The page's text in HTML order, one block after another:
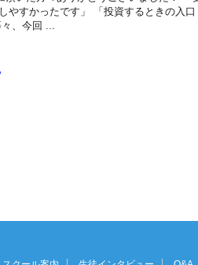
やすかったです」 「投資するときの入
、今回 ...